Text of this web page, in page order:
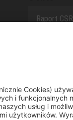
Raport CSR